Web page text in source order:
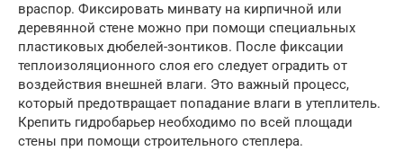
враспор. Фиксировать минвату на кирпичной или
деревянной стене можно при помощи специальных
пластиковых дюбелей-зонтиков. После фиксации
теплоизоляционного слоя его следует оградить от
воздействия внешней влаги. Это важный процесс,
который предотвращает попадание влаги в утеплитель.
Крепить гидробарьер необходимо по всей площади
стены при помощи строительного степлера.